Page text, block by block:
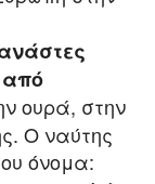
από
ουρά, στην
Ο ναύτης
όνομα: